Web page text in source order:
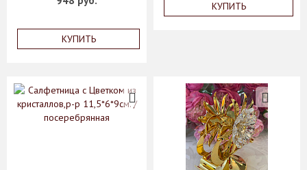
КУПИТЬ
КУПИТЬ